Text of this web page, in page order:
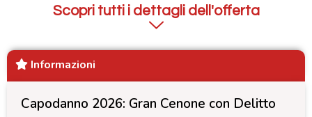
Scopri tutti i dettagli dell'offerta
Informazioni
Capodanno 2026: Gran Cenone con Delitto